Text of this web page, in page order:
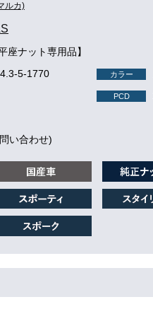
ルカ)
座ナット専用品】
5-1770 カラー
PCD
い合わせ)